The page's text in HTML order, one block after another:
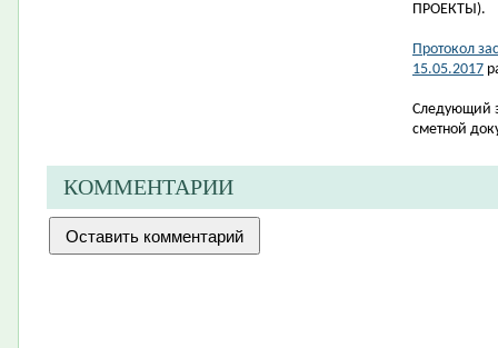
ПРОЕКТЫ).
Протокол
15.05.2017
Следующий
сметной
КОММЕНТАРИИ